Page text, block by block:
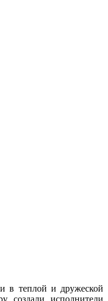
в теплой и дружеской
создали исполнители